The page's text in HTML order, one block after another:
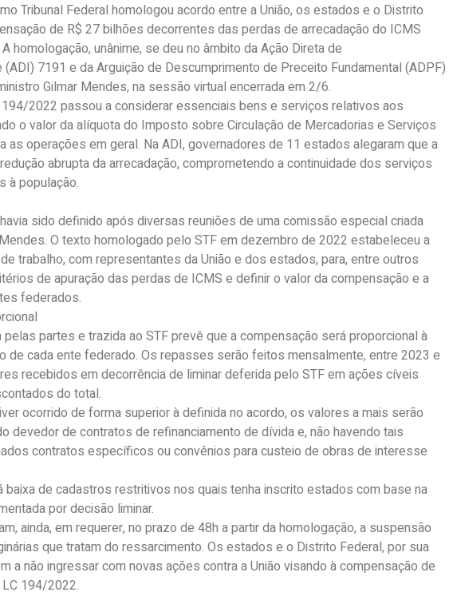
Tribunal Federal homologou acordo entre a União, os estados e o Distrito
de R$ 27 bilhões decorrentes das perdas de arrecadação do ICMS
homologação, unânime, se deu no âmbito da Ação Direta de
7191 e da Arguição de Descumprimento de Preceito Fundamental (ADPF)
Gilmar Mendes, na sessão virtual encerrada em 2/6.
2022 passou a considerar essenciais bens e serviços relativos aos
o valor da alíquota do Imposto sobre Circulação de Mercadorias e Serviços
as operações em geral. Na ADI, governadores de 11 estados alegaram que a
abrupta da arrecadação, comprometendo a continuidade dos serviços
à população.
sido definido após diversas reuniões de uma comissão especial criada
O texto homologado pelo STF em dezembro de 2022 estabeleceu a
trabalho, com representantes da União e dos estados, para, entre outros
de apuração das perdas de ICMS e definir o valor da compensação e a
federados.
partes e trazida ao STF prevê que a compensação será proporcional à
de cada ente federado. Os repasses serão feitos mensalmente, entre 2023 e
recebidos em decorrência de liminar deferida pelo STF em ações cíveis
do total.
ocorrido de forma superior à definida no acordo, os valores a mais serão
devedor de contratos de refinanciamento de dívida e, não havendo tais
contratos específicos ou convênios para custeio de obras de interesse
baixa de cadastros restritivos nos quais tenha inscrito estados com base na
por decisão liminar.
ainda, em requerer, no prazo de 48h a partir da homologação, a suspensão
que tratam do ressarcimento. Os estados e o Distrito Federal, por sua
a não ingressar com novas ações contra a União visando à compensação de
194/2022.